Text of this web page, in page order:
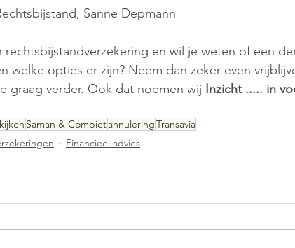
Sanne Depmann
rechtsbijstandverzekering en wil je weten of een
welke opties er zijn? Neem dan zeker even
graag verder. Ook dat noemen wij Inzicht ..... in
Saman & CompietannuleringTransavia
Financieel advies